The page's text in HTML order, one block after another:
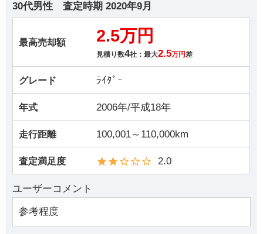
30代男性 査定時期 2020年9月
最高売却額 2.5万円
見積り数4社：最大2.5万円差
グレード ﾗｲﾀﾞｰ
年式 2006年/平成18年
走行距離 100,001～110,000km
査定満足度 2.0
ユーザーコメント
参考程度